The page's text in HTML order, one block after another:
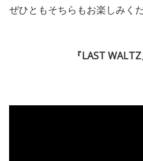
ぜひともそちらもお楽しみくだ
『LAST